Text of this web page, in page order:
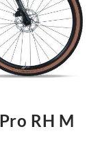
RH M